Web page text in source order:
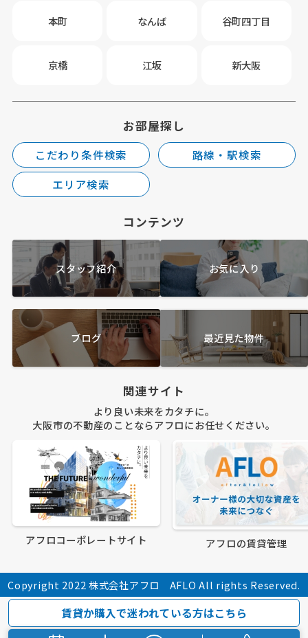
本町 なんば 谷町四丁目
京橋 江坂 新大阪
お部屋探し
こだわり条件検索
路線・駅検索
エリア検索
コンテンツ
スタッフ紹介 お気に入り
ブログ 最近見た物件
関連サイト
より良い未来をカタチに。
大阪市の不動産のことならアフロにお任せください。
アフロコーポレートサイト アフロの賃貸管理
Copyright 2022 株式会社アフロ AFLO All rights Reserved.
賃貸か購入で迷われている方はこちら